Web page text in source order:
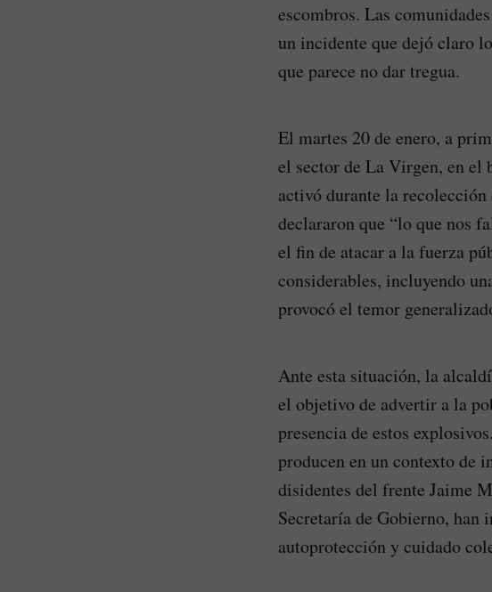
escombros. Las
un incidente que dejó claro
que parece no dar tregua.
El martes 20 de enero, a
el sector de La Virgen, en el
activó durante la
declararon que “lo que nos
el fin de atacar a la fuerza
considerables, incluyendo
provocó el temor
Ante esta situación, la
el objetivo de advertir a la
presencia de estos
producen en un contexto de
disidentes del frente Jaime
Secretaría de Gobierno, han
autoprotección y cuidado